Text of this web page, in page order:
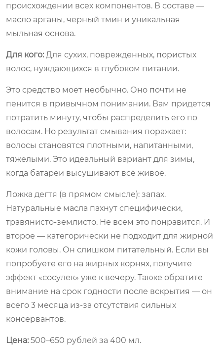
происхождении всех компонентов. В составе —
масло арганы, черный тмин и уникальная
мыльная основа.
Для кого: Для сухих, поврежденных, пористых
волос, нуждающихся в глубоком питании.
Это средство моет необычно. Оно почти не
пенится в привычном понимании. Вам придется
потратить минуту, чтобы распределить его по
волосам. Но результат смывания поражает:
волосы становятся плотными, напитанными,
тяжелыми. Это идеальный вариант для зимы,
когда батареи высушивают всё живое.
Ложка дегтя (в прямом смысле): запах.
Натуральные масла пахнут специфически,
травянисто-землисто. Не всем это понравится. И
второе — категорически не подходит для жирной
кожи головы. Он слишком питательный. Если вы
попробуете его на жирных корнях, получите
эффект «сосулек» уже к вечеру. Также обратите
внимание на срок годности после вскрытия — он
всего 3 месяца из-за отсутствия сильных
консервантов.
Цена: 500–650 рублей за 400 мл.